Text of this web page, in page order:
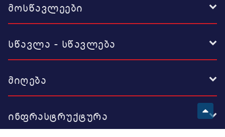
მოსწავლეები
სწავლა - სწავლება
მიღება
ინფრასტრუქტურა